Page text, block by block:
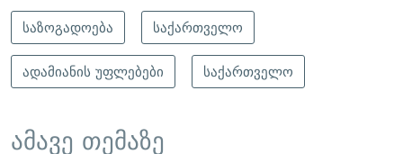
საზოგადოება
საქართველო
ადამიანის უფლებები
საქართველო
ამავე თემაზე